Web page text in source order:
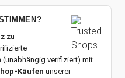
zu
(unabhängig verifiziert) mit
Käufen unserer